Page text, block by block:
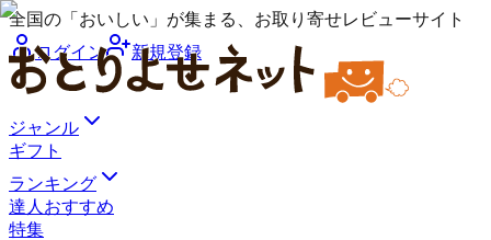
全国の「おいしい」が集まる、お取り寄せレビューサイト
ログイン
新規登録
ジャンル
ギフト
ランキング
達人おすすめ
特集